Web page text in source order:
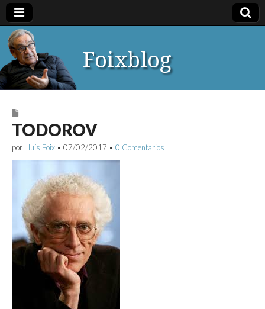
Foixblog
TODOROV
por Lluís Foix • 07/02/2017 • 0 Comentarios